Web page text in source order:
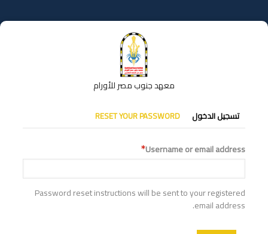
إلى
المحتوى
معهد جنوب مصر للأورام
التبويبات
الأساسية
تسجيل الدخول RESET YOUR PASSWORD
Username or email address
Password reset instructions will be sent to your registered
email address.